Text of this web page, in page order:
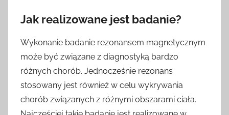
Jak realizowane jest badanie?
Wykonanie badanie rezonansem magnetycznym
może być związane z diagnostyką bardzo
różnych chorób. Jednocześnie rezonans
stosowany jest również w celu wykrywania
chorób związanych z różnymi obszarami ciała.